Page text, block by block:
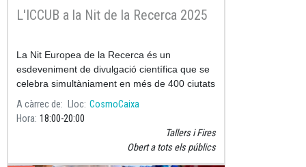
L'ICCUB a la Nit de la Recerca 2025
La Nit Europea de la Recerca és un
esdeveniment de divulgació científica que se
celebra simultàniament en més de 400 ciutats
de 30 països europeus, amb el suport de la
Comissió Europea a través de
A càrrec de Lloc CosmoCaixa
Hora 18:00 20:00
Tallers i Fires
Obert a tots els públics